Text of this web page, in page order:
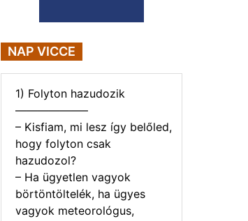
NAP VICCE
1) Folyton hazudozik
——————–
– Kisfiam, mi lesz így belőled,
hogy folyton csak
hazudozol?
– Ha ügyetlen vagyok
börtöntöltelék, ha ügyes
vagyok meteorológus,